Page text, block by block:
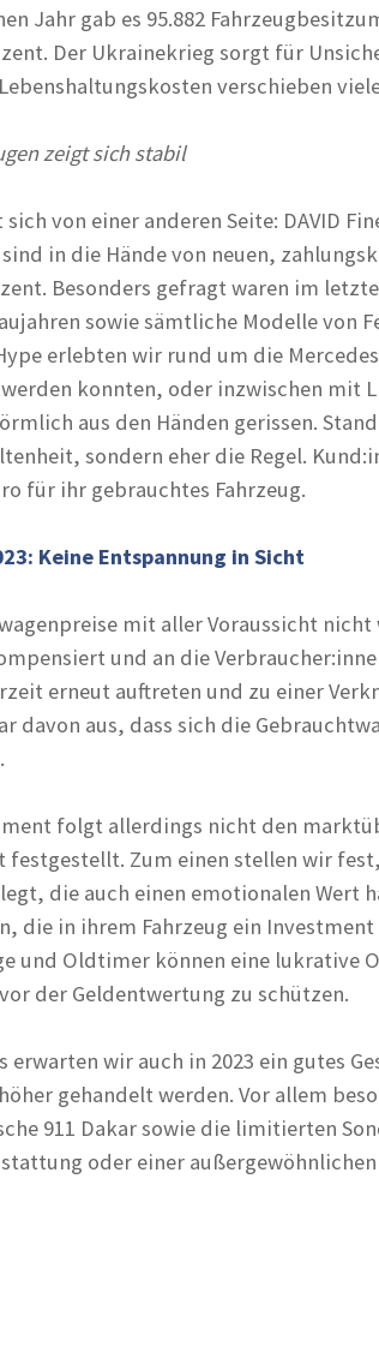
Jahr gab es 95.882
Der Ukrainekrieg sorgt für
verschieben
zeigt sich stabil
von einer anderen Seite: DAVID
sind in die Hände von neuen,
Besonders gefragt waren im
sowie sämtliche Modelle von
erlebten wir rund um die
konnten, oder inzwischen mit
aus den Händen gerissen.
sondern eher die Regel.
für ihr gebrauchtes Fahrzeug.
Keine Entspannung in Sicht
mit aller Voraussicht
und an die
erneut auftreten und zu einer
davon aus, dass sich die
folgt allerdings nicht den
festgestellt. Zum einen stellen wir
die auch einen emotionalen Wert
die in ihrem Fahrzeug ein
und Oldtimer können eine lukrative
der Geldentwertung zu schützen.
erwarten wir auch in 2023 ein gutes
gehandelt werden. Vor allem
911 Dakar sowie die limitierten
oder einer